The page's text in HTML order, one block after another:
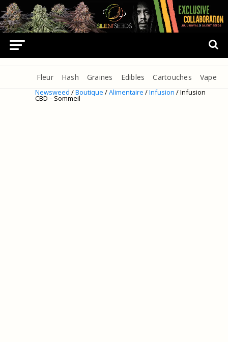
Fleur Hash Graines Edibles Cartouches Vape
Newsweed/Boutique/Alimentaire/Infusion/ Infusion
CBD – Sommeil